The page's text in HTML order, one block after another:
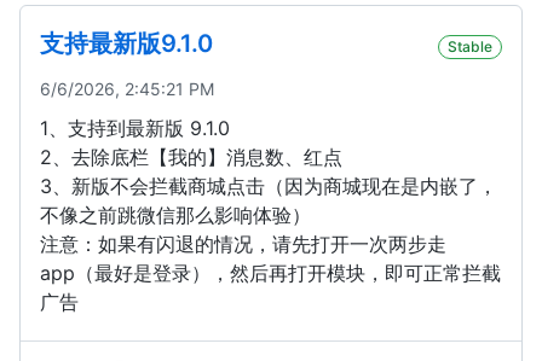
支持最新版9.1.0 Stable
6/6/2026, 2:45:21 PM
1、支持到最新版 9.1.0
2、去除底栏【我的】消息数、红点
3、新版不会拦截商城点击（因为商城现在是内嵌了，
不像之前跳微信那么影响体验）
注意：如果有闪退的情况，请先打开一次两步走
app（最好是登录），然后再打开模块，即可正常拦截
广告